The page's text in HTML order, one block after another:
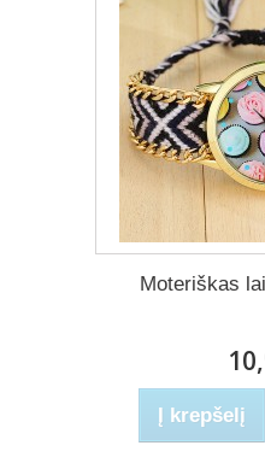
Moteriškas
Į krepšelį